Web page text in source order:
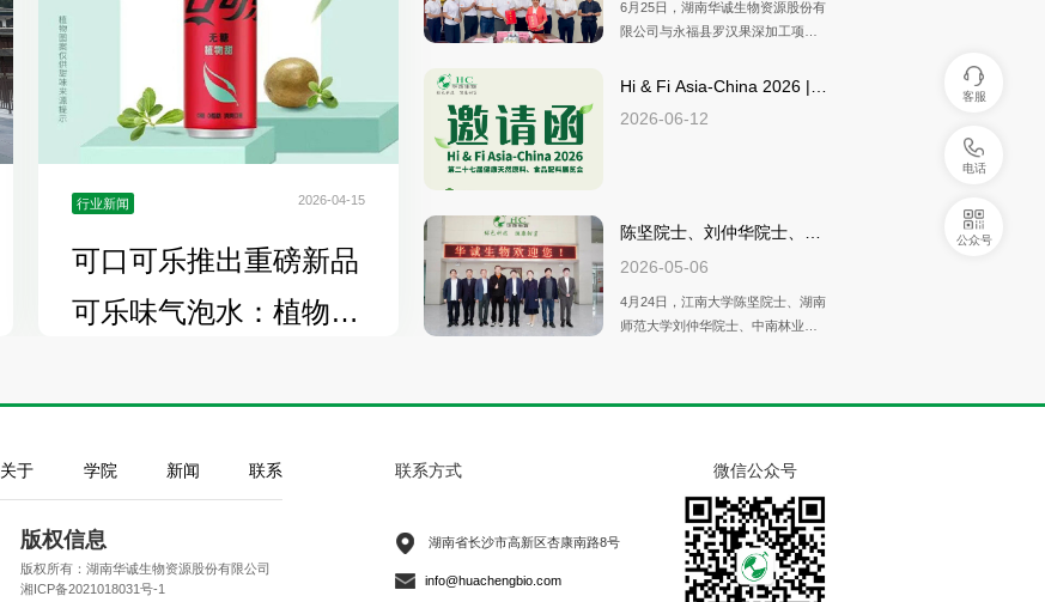
行业新闻 2026-04-15
可口可乐推出重磅新品
可乐味气泡水：植物
6月25日，湖南华诚生物资源股份有
限公司与永福县罗汉果深加工项目
时办公大楼圆满举行。永福县委
Hi & Fi Asia-China 2026 |
2026-06-12
陈坚院士、刘仲华院士、中
2026-05-06
4月24日，江南大学陈坚院士、湖南
师范大学刘仲华院士、中南林业科
新宠
东方神果）中提取的优质甜味剂。
罗汉果浓缩汁优点：纯天然：从罗
汉果中天然提取，不含任何人工添
加…
体重管理新纪元：减糖革命
中的罗汉…
2025-09-25
在体重管理年与减糖革命的交汇
关于 学院 新闻 联系
版权信息
版权所有：湖南华诚生物资源股份有限公司
湘ICP备2021018031号-1
联系方式
湖南省长沙市高新区杏康南路8号
info@huachengbio.com
微信公众号
客服
电话
公众号